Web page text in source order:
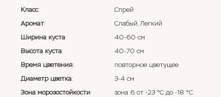
Класс:
Спрей
Аромат:
Слабый, Легкий
Ширина куста:
40-60 см
Высота куста:
40-70 см
Время цветения:
повторное цветущее
Диаметр цветка:
3-4 см
Зона морозостойкости
зона 6 от -23 °C до -18 °C